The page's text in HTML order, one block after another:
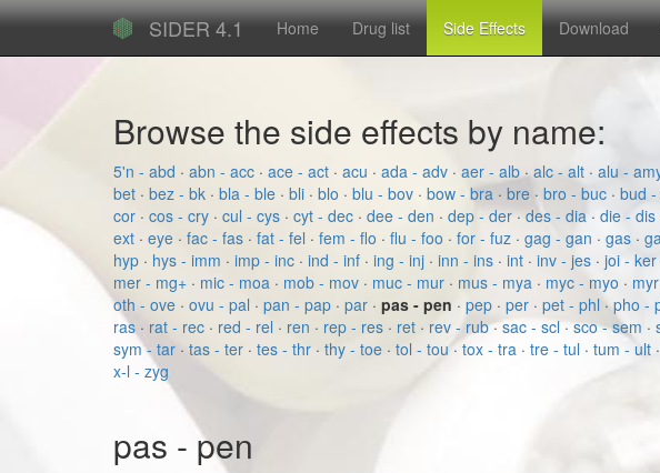
SIDER 4.1 Home Drug list Side Effects Download
Browse the side effects by name:
5'n - abd · abn - acc · ace - act · acu · ada - adv · aer - alb · alc - alt · alu -
bet · bez - bk · bla - ble · bli · blo · blu - bov · bow - bra · bre · bro - buc · bud
cor · cos - cry · cul - cys · cyt - dec · dee - den · dep - der ·des - dia · die - dis
ext · eye · fac - fas · fat - fel · fem - flo · flu - foo · for - fuz · gag - gan · gas ·
hyp · hys - imm · imp - inc · ind - inf · ing - inj · inn - ins · int · inv - jes · joi - ker
mer - mg+ · mic - moa · mob - mov · muc - mur · mus - mya · myc - myo ·
oth - ove · ovu - pal · pan - pap · par · pas - pen · pep · per · pet - phl ·pho -
ras · rat - rec · red - rel · ren · rep - res · ret · rev - rub·sac - scl·sco - sem ·
sym - tar · tas - ter · tes - thr · thy - toe · tol - tou · tox - tra · tre - tul · tum - ult ·
x-l - zyg
pas - pen